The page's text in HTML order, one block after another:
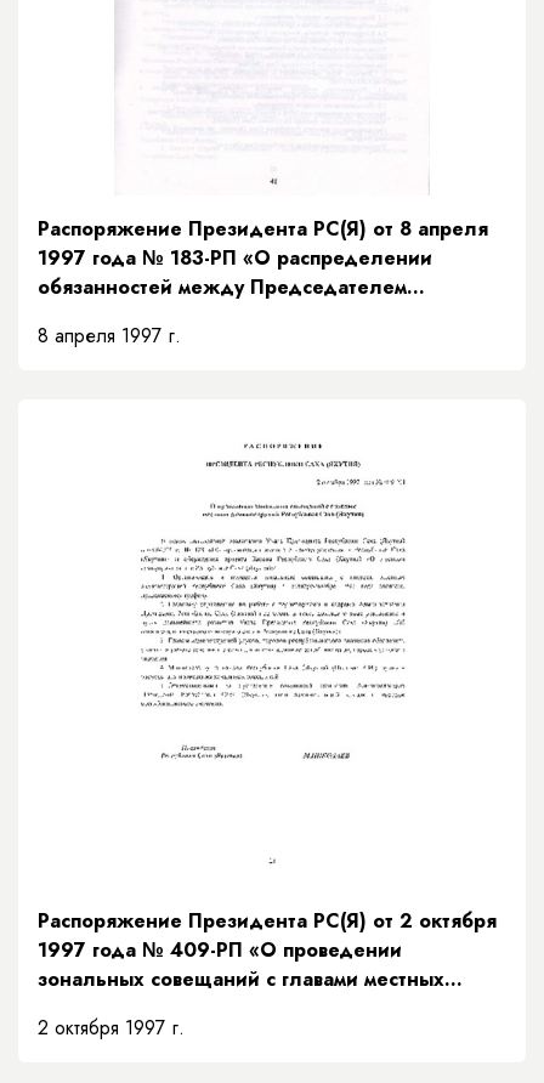
Распоряжение Президента РС(Я) от 8 апреля
1997 года № 183-РП «О распределении
обязанностей между Председателем
Правительства Республики Саха (Якутия) и
8 апреля 1997 г.
Распоряжение Президента РС(Я) от 2 октября
1997 года № 409-РП «О проведении
зональных совещаний с главами местных
2 октября 1997 г.